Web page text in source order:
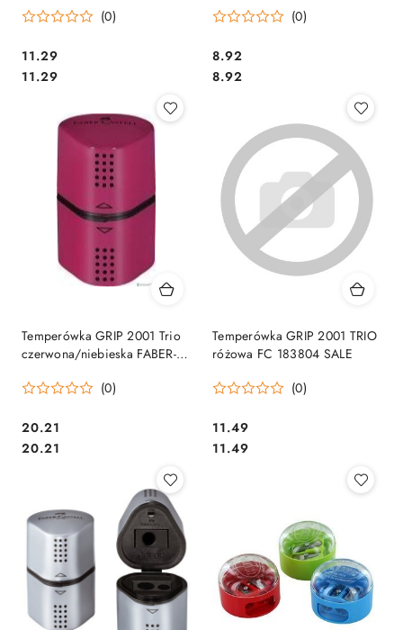
(0)
Cena:
11.29
Cena:
11.29
(0)
Cena:
8.92
Cena:
8.92
Temperówka GRIP 2001 Trio
czerwona/niebieska FABER-
(0)
Cena:
20.21
Cena:
20.21
Temperówka GRIP 2001 TRIO
różowa FC 183804 SALE
(0)
Cena:
11.49
Cena:
11.49